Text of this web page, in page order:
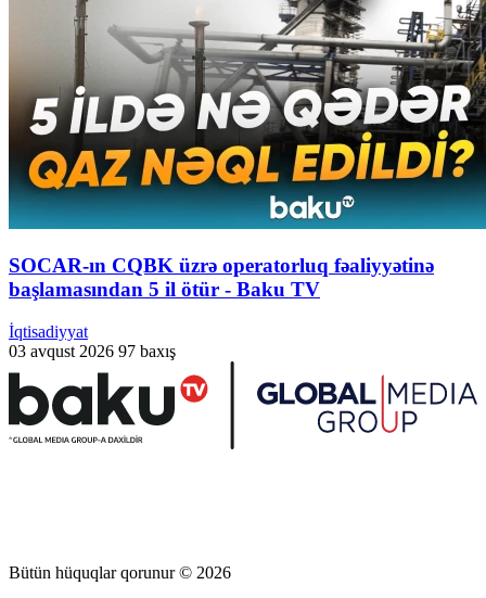
SOCAR-ın CQBK üzrə operatorluq fəaliyyətinə
başlamasından 5 il ötür - Baku TV
İqtisadiyyat
03 avqust 2026 97 baxış
Bütün hüquqlar qorunur © 2026